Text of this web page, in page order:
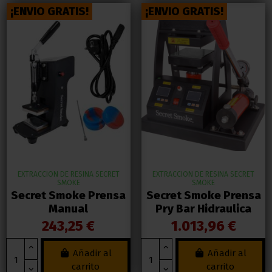
¡ENVIO GRATIS!
EXTRACCION DE RESINA SECRET
SMOKE
Secret Smoke Prensa
Manual
243,25 €
Añadir al
carrito
¡ENVIO GRATIS!
EXTRACCION DE RESINA SECRET
SMOKE
Secret Smoke Prensa
Pry Bar Hidraulica
1.013,96 €
Añadir al
carrito